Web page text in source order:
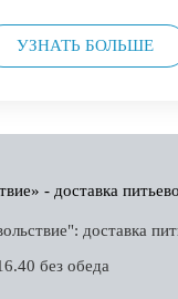
УЗНАТЬ БОЛЬШЕ
доставка
без обеда